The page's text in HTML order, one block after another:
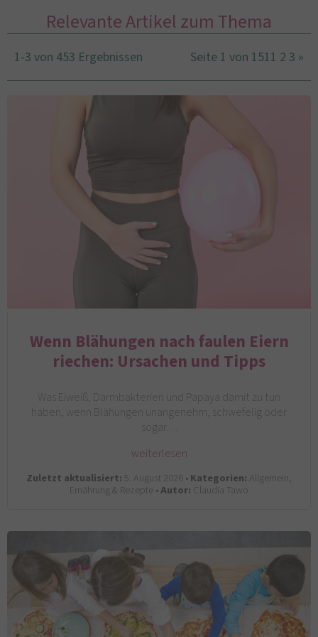
Relevante Artikel zum Thema
1-3 von 453 Ergebnissen Seite 1 von 1511 2 3 »
Wenn Blähungen nach faulen Eiern
riechen: Ursachen und Tipps
Was Eiweiß, Darmbakterien und Papaya damit zu tun
haben, wenn Blähungen unangenehm, schwefelig oder
sogar…
weiterlesen
Zuletzt aktualisiert: 5. August 2026 •Kategorien: Allgemein,
Ernährung & Rezepte •Autor: Claudia Tawo